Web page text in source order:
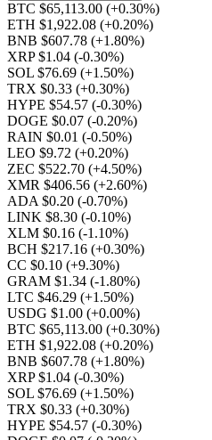
BTC $65,113.00 (+0.30%)
ETH $1,922.08 (+0.20%)
BNB $607.78 (+1.80%)
XRP $1.04 (-0.30%)
SOL $76.69 (+1.50%)
TRX $0.33 (+0.30%)
HYPE $54.57 (-0.30%)
DOGE $0.07 (-0.20%)
RAIN $0.01 (-0.50%)
LEO $9.72 (+0.20%)
ZEC $522.70 (+4.50%)
XMR $406.56 (+2.60%)
ADA $0.20 (-0.70%)
LINK $8.30 (-0.10%)
XLM $0.16 (-1.10%)
BCH $217.16 (+0.30%)
CC $0.10 (+9.30%)
GRAM $1.34 (-1.80%)
LTC $46.29 (+1.50%)
USDG $1.00 (+0.00%)
BTC $65,113.00 (+0.30%)
ETH $1,922.08 (+0.20%)
BNB $607.78 (+1.80%)
XRP $1.04 (-0.30%)
SOL $76.69 (+1.50%)
TRX $0.33 (+0.30%)
HYPE $54.57 (-0.30%)